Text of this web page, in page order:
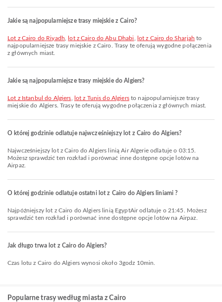
Jakie są najpopularniejsze trasy miejskie z Cairo?
lot z Cairo do Riyadh lot z Cairo do Abu Dhabi lot z Cairo do Sharjah to
najpopularniejsze trasy miejskie z Cairo. Trasy te oferują wygodne połączenia
z głównych miast.
Jakie są najpopularniejsze trasy miejskie do Algiers?
lot z Istanbul do Algiers lot z Tunis do Algiersto najpopularniejsze trasy
miejskie do Algiers. Trasy te oferują wygodne połączenia z głównych miast.
O której godzinie odlatuje najwcześniejszy lot z Cairo do Algiers?
Najwcześniejszy lot z Cairo do Algiers linią Air Algerie odlatuje o 03:15.
Możesz sprawdzić ten rozkład i porównać inne dostępne opcje lotów na
Airpaz.
O której godzinie odlatuje ostatni lot z Cairo do Algiers liniami ?
Najpóźniejszy lot z Cairo do Algiers linią EgyptAir odlatuje o 21:45. Możesz
sprawdzić ten rozkład i porównać inne dostępne opcje lotów na Airpaz.
Jak długo trwa lot z Cairo do Algiers?
Czas lotu z Cairo do Algiers wynosi około 3godz 10min.
Popularne trasy według miasta z Cairo